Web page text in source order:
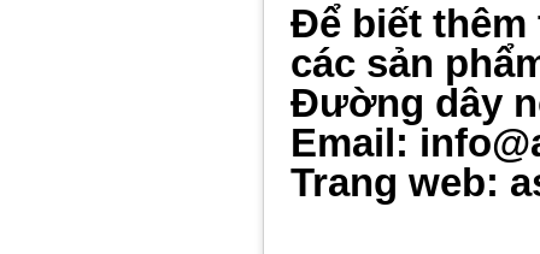
Để biết thêm
các sản
Đường dây
Email:
Trang web: